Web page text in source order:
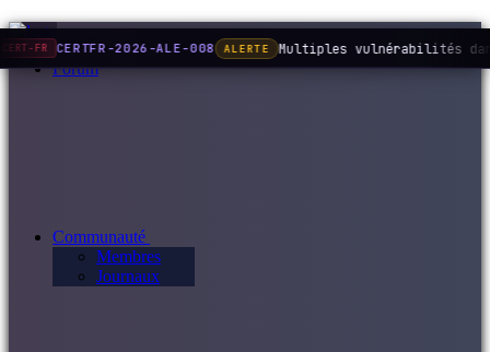
Forum
Communauté
Membres
Journaux
CERT-FR CERTFR-2026-ALE-008 ALERTE Multiples vulnérabilités